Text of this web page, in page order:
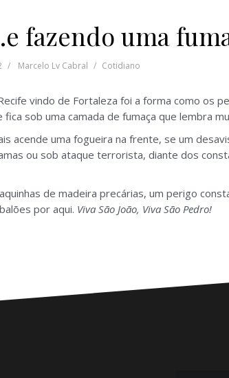
fazendo uma
Marcelo Lv Cabral Cotidiano
vindo de Fortaleza foi a forma como os
sob uma camada de fumaça que lembra
acende uma fogueira na frente, se um
ou sob ataque terrorista, diante dos
de madeira precárias, um perigo
por aqui. Viva São João, Viva São Pedro!